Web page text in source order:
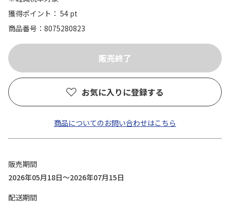
獲得ポイント： 54 pt
商品番号
8075280823
お気に入りに登録する
商品についてのお問い合わせはこちら
販売期間
2026年05月18日～2026年07月15日
配送期間